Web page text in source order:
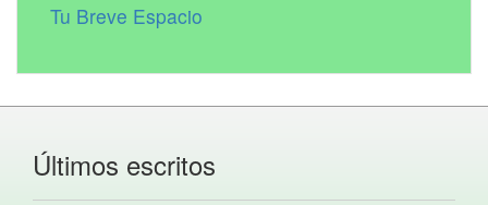
Tu Breve Espacio
Últimos escritos